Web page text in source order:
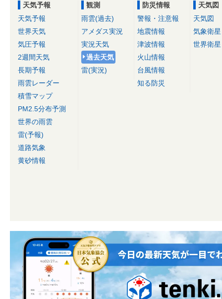
天気予報
天気予報
世界天気
気圧予報
2週間天気
長期予報
雨雲レーダー
積雪マップ
PM2.5分布予測
世界の雨雲
雷(予報)
道路気象
黄砂情報
観測
雨雲(過去)
アメダス実況
実況天気
過去天気
雷(実況)
防災情報
警報・注意報
地震情報
津波情報
火山情報
台風情報
知る防災
天気図
天気図
気象衛星
世界衛星